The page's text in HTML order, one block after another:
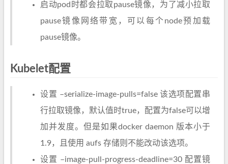
启动pod时都会拉取pause镜像，为了减小拉取
pause镜像网络带宽，可以每个node预加载
pause镜像。
Kubelet配置
设置 –serialize-image-pulls=false 该选项配置串
行拉取镜像，默认值时true，配置为false可以增
加并发度。但是如果docker daemon 版本小于
1.9，且使用 aufs 存储则不能改动该选项。
设置 –image-pull-progress-deadline=30 配置镜